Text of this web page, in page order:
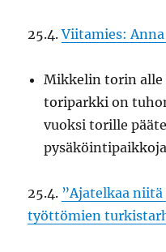
25.4.Viitamies:
Mikkelin torin
toriparkki on
vuoksi torille
25.4. ”Ajatelkaa
työttömien